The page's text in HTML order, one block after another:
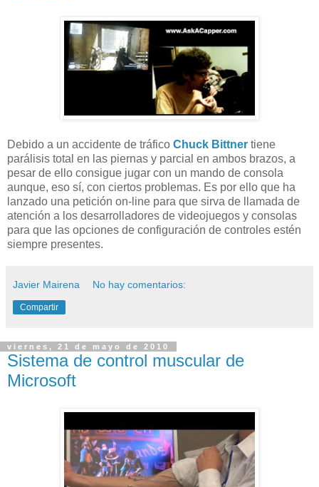
Debido a un accidente de tráfico Chuck Bittner tiene
parálisis total en las piernas y parcial en ambos brazos, a
pesar de ello consigue jugar con un mando de consola
aunque, eso sí, con ciertos problemas. Es por ello que ha
lanzado una petición on-line para que sirva de llamada de
atención a los desarrolladores de videojuegos y consolas
para que las opciones de configuración de controles estén
siempre presentes.
Javier Mairena No hay comentarios:
Compartir
viernes, 21 de mayo de 2010
Sistema de control muscular de
Microsoft